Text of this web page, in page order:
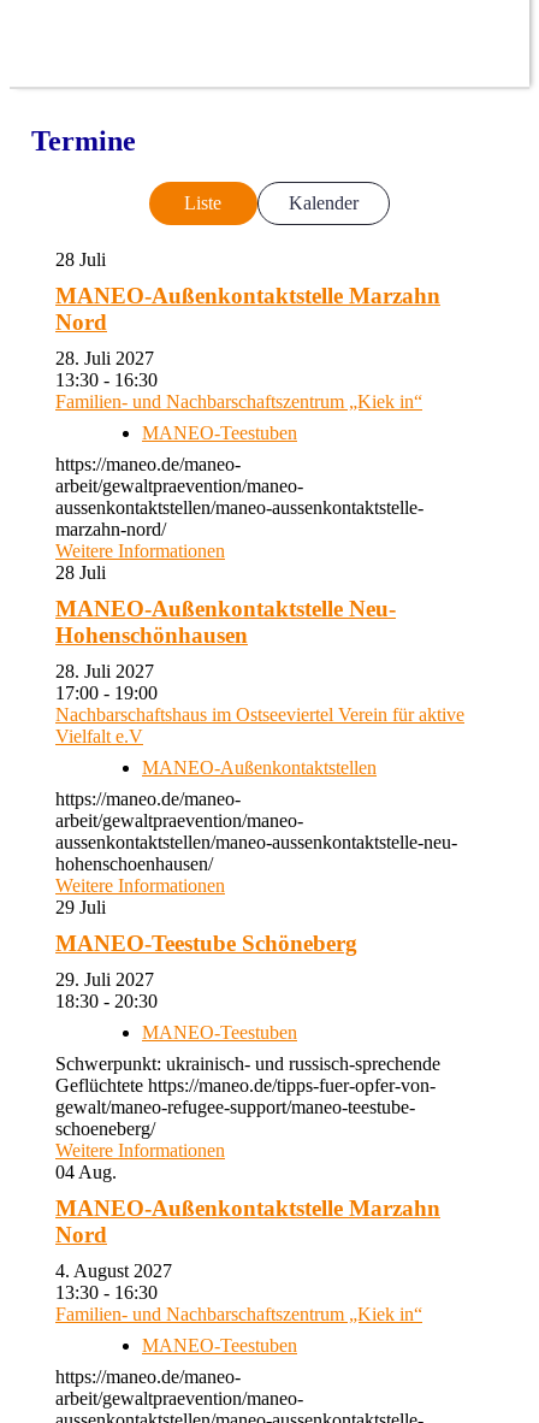
Termine
Liste Kalender
28 Juli
MANEO-Außenkontaktstelle Marzahn
Nord
28. Juli 2027
13:30 - 16:30
Familien- und Nachbarschaftszentrum „Kiek in“
MANEO-Teestuben
https://maneo.de/maneo-
arbeit/gewaltpraevention/maneo-
aussenkontaktstellen/maneo-aussenkontaktstelle-
marzahn-nord/
Weitere Informationen
28 Juli
MANEO-Außenkontaktstelle Neu-
Hohenschönhausen
28. Juli 2027
17:00 - 19:00
Nachbarschaftshaus im Ostseeviertel Verein für aktive
Vielfalt e.V
MANEO-Außenkontaktstellen
https://maneo.de/maneo-
arbeit/gewaltpraevention/maneo-
aussenkontaktstellen/maneo-aussenkontaktstelle-neu-
hohenschoenhausen/
Weitere Informationen
29 Juli
MANEO-Teestube Schöneberg
29. Juli 2027
18:30 - 20:30
MANEO-Teestuben
Schwerpunkt: ukrainisch- und russisch-sprechende
Geflüchtete https://maneo.de/tipps-fuer-opfer-von-
gewalt/maneo-refugee-support/maneo-teestube-
schoeneberg/
Weitere Informationen
04 Aug.
MANEO-Außenkontaktstelle Marzahn
Nord
4. August 2027
13:30 - 16:30
Familien- und Nachbarschaftszentrum „Kiek in“
MANEO-Teestuben
https://maneo.de/maneo-
arbeit/gewaltpraevention/maneo-